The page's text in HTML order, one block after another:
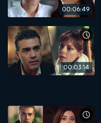
00:06:49
00:03:14